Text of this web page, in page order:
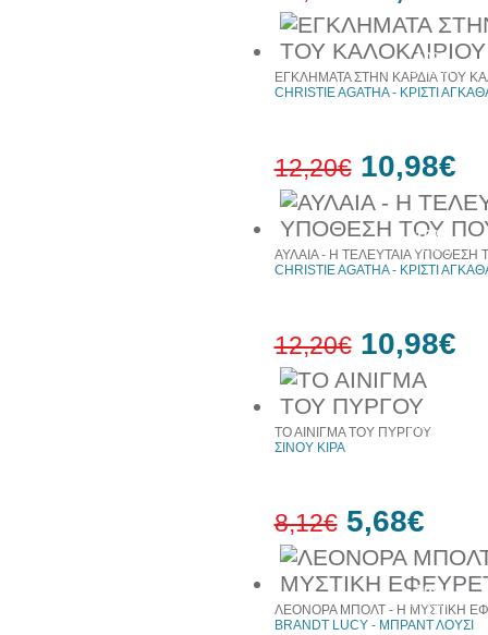
10%
έκπτωση
10%
έκπτωση
ΕΓΚΛΗΜΑΤΑ ΣΤΗΝ ΚΑΡΔΙΑ ΤΟΥ
CHRISTIE AGATHA - ΚΡΙΣΤΙ
12,20€ 10,98€
10%
έκπτωση
ΑΥΛΑΙΑ - Η ΤΕΛΕΥΤΑΙΑ ΥΠΟΘΕΣΗ
CHRISTIE AGATHA - ΚΡΙΣΤΙ
12,20€ 10,98€
30%
έκπτωση
web
ΤΟ ΑΙΝΙΓΜΑ ΤΟΥ ΠΥΡΓΟΥ
ΣΙΝΟΥ ΚΙΡΑ
8,12€ 5,68€
ΛΕΟΝΟΡΑ ΜΠΟΛΤ - Η ΜΥΣΤΙΚΗ
BRANDT LUCY - ΜΠΡΑΝΤ ΛΟΥΣΙ